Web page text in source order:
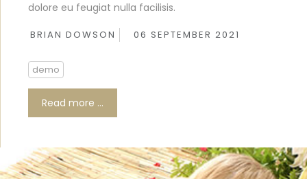
dolore eu feugiat nulla facilisis.
BRIAN DOWSON 06 SEPTEMBER 2021
demo
Read more …